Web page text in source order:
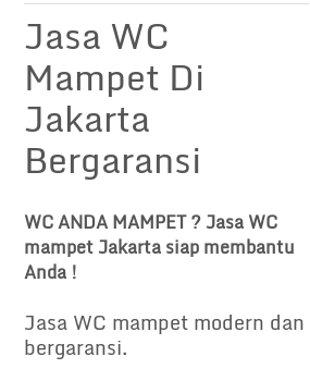
Jasa WC
Mampet Di
Jakarta
Bergaransi
WC ANDA MAMPET ? Jasa WC
mampet Jakarta siap membantu
Anda !
Jasa WC mampet modern dan
bergaransi.